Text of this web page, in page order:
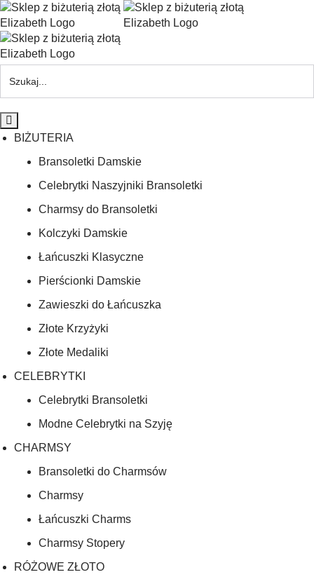
BIŻUTERIA
Bransoletki Damskie
Celebrytki Naszyjniki Bransoletki
Charmsy do Bransoletki
Kolczyki Damskie
Łańcuszki Klasyczne
Pierścionki Damskie
Zawieszki do Łańcuszka
Złote Krzyżyki
Złote Medaliki
CELEBRYTKI
Celebrytki Bransoletki
Modne Celebrytki na Szyję
CHARMSY
Bransoletki do Charmsów
Charmsy
Łańcuszki Charms
Charmsy Stopery
RÓŻOWE ZŁOTO